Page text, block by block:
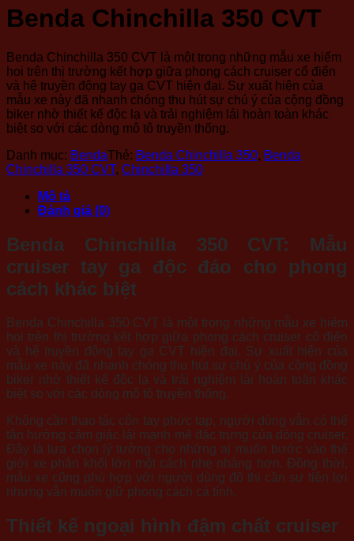
Benda Chinchilla 350 CVT
Benda Chinchilla 350 CVT là một trong những mẫu xe hiếm
hoi trên thị trường kết hợp giữa phong cách cruiser cổ điển
và hệ truyền động tay ga CVT hiện đại. Sự xuất hiện của
mẫu xe này đã nhanh chóng thu hút sự chú ý của cộng đồng
biker nhờ thiết kế độc lạ và trải nghiệm lái hoàn toàn khác
biệt so với các dòng mô tô truyền thống.
Danh mục: BendaThẻ: Benda Chinchilla 350, Benda
Chinchilla 350 CVT, Chinchilla 350
Mô tả
Đánh giá (0)
Benda Chinchilla 350 CVT: Mẫu
cruiser tay ga độc đáo cho phong
cách khác biệt
Benda Chinchilla 350 CVT là một trong những mẫu xe hiếm
hoi trên thị trường kết hợp giữa phong cách cruiser cổ điển
và hệ truyền động tay ga CVT hiện đại. Sự xuất hiện của
mẫu xe này đã nhanh chóng thu hút sự chú ý của cộng đồng
biker nhờ thiết kế độc lạ và trải nghiệm lái hoàn toàn khác
biệt so với các dòng mô tô truyền thống.
Không cần thao tác côn tay phức tạp, người dùng vẫn có thể
tận hưởng cảm giác lái mạnh mẽ đặc trưng của dòng cruiser.
Đây là lựa chọn lý tưởng cho những ai muốn bước vào thế
giới xe phân khối lớn một cách nhẹ nhàng hơn. Đồng thời,
mẫu xe cũng phù hợp với người dùng đô thị cần sự tiện lợi
nhưng vẫn muốn giữ phong cách cá tính.
Thiết kế ngoại hình đậm chất cruiser